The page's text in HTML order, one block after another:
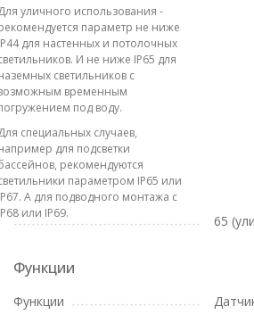
уличного использования -
параметр не ниже
для настенных и потолочных
И не ниже IP65 для
светильников с
временным
под воду.
специальных случаев,
для подсветки
рекомендуются
параметром IP65 или
А для подводного монтажа с
или IP69.
65
Функции
Функции